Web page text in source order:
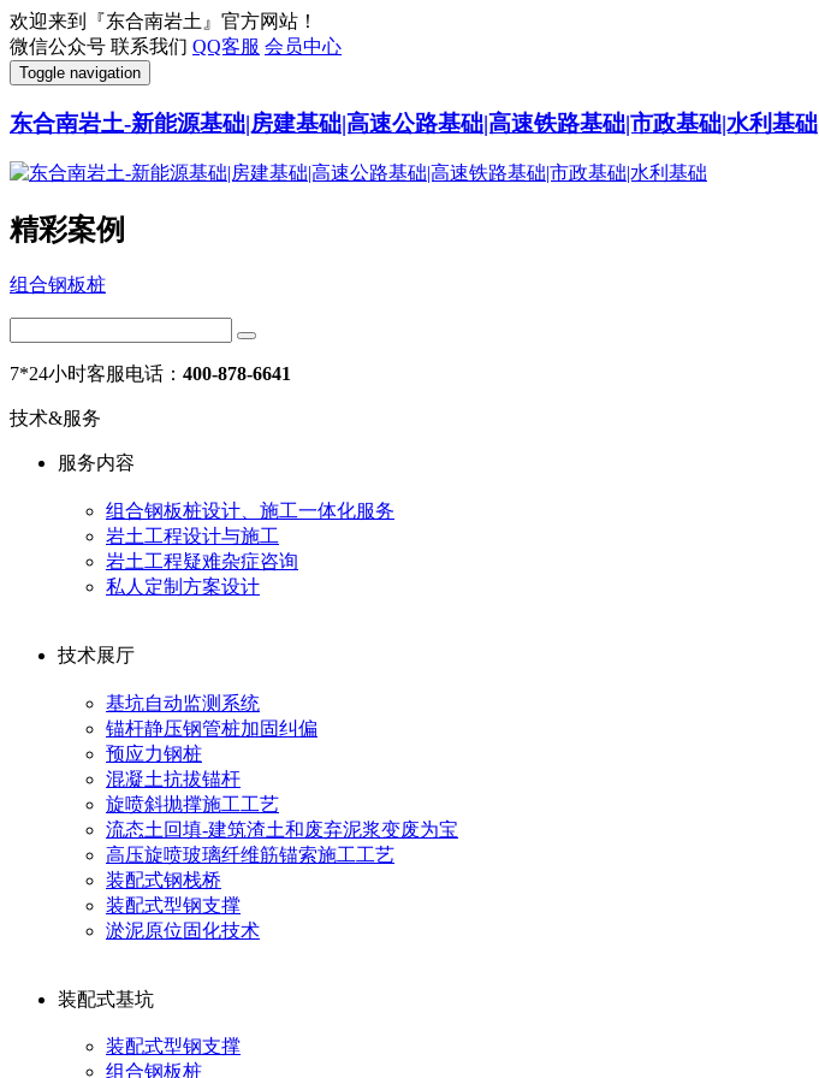
欢迎来到『东合南岩土』官方网站！
微信公众号 联系我们 QQ客服 会员中心
Toggle navigation
东合南岩土-新能源基础|房建基础|高速公路基础|高速铁路基础|市政基础|水利基础
精彩案例
组合钢板桩
7*24小时客服电话： 400-878-6641
技术&服务
服务内容
组合钢板桩设计、施工一体化服务
岩土工程设计与施工
岩土工程疑难杂症咨询
私人定制方案设计
技术展厅
基坑自动监测系统
锚杆静压钢管桩加固纠偏
预应力钢桩
混凝土抗拔锚杆
旋喷斜抛撑施工工艺
流态土回填-建筑渣土和废弃泥浆变废为宝
高压旋喷玻璃纤维筋锚索施工工艺
装配式钢栈桥
装配式型钢支撑
淤泥原位固化技术
装配式基坑
装配式型钢支撑
组合钢板桩